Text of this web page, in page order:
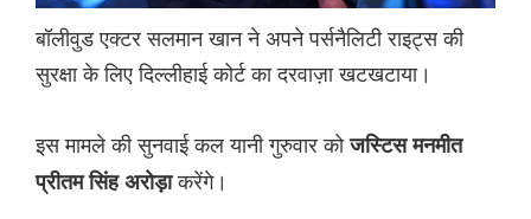
बॉलीवुड एक्टर सलमान खान ने अपने पर्सनैलिटी राइट्स की
सुरक्षा के लिए दिल्लीहाई कोर्ट का दरवाज़ा खटखटाया।
इस मामले की सुनवाई कल यानी गुरुवार कोजस्टिस मनमीत
प्रीतम सिंह अरोड़ाकरेंगे।